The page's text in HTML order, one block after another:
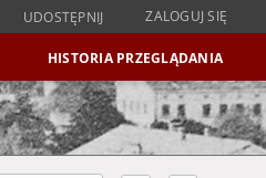
UDOSTĘPNIJ ZALOGUJ SIĘ
HISTORIA PRZEGLĄDANIA